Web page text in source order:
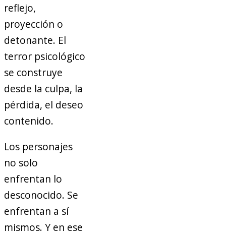
reflejo,
proyección o
detonante. El
terror psicológico
se construye
desde la culpa, la
pérdida, el deseo
contenido.
Los personajes
no solo
enfrentan lo
desconocido. Se
enfrentan a sí
mismos. Y en ese